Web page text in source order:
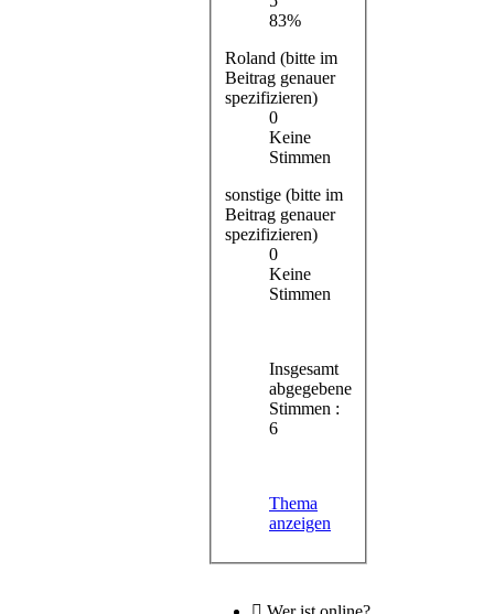
83%
Roland (bitte im
Beitrag genauer
spezifizieren)
0
Keine
Stimmen
sonstige (bitte im
Beitrag genauer
spezifizieren)
0
Keine
Stimmen
Insgesamt
abgegebene
Stimmen :
6
Thema
anzeigen